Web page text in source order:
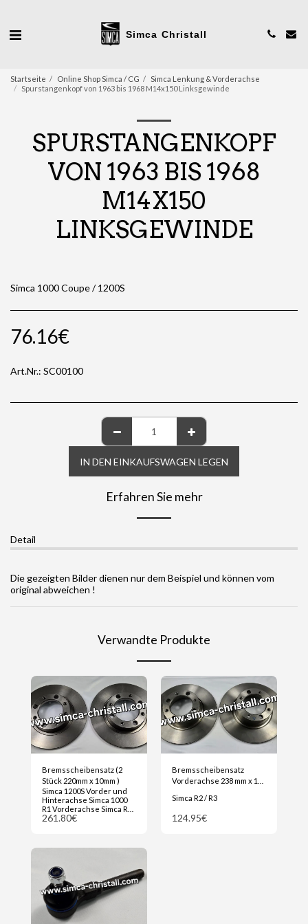
Simca Christall
Startseite Online Shop Simca / CG
Simca Lenkung & Vorderachse
Spurstangenkopf von 1963 bis 1968 M14x150 Linksgewinde
SPURSTANGENKOPF
VON 1963 BIS 1968
M14X150
LINKSGEWINDE
Simca 1000 Coupe / 1200S
76.16€
Art.Nr.: SC00100
IN DEN EINKAUFSWAGEN LEGEN
Erfahren Sie mehr
Detail
Die gezeigten Bilder dienen nur dem Beispiel und können vom
original abweichen !
Verwandte Produkte
Bremsscheibensatz (2
Stück 220mm x 10mm )
Simca 1200S Vorder und
Hinterachse Simca 1000
R1 Vorderachse Simca R2 /
R3 Hinterachse
261.80€
Bremsscheibensatz
Vorderachse 238 mm x 11
Simca R2 / R3
124.95€